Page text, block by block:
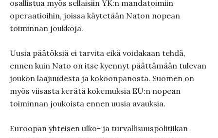
osallistua myös sellaisiin YK:n mandatoimiin
operaatioihin, joissa käytetään Naton nopean
toiminnan joukkoja.
Uusia päätöksiä ei tarvita eikä voidakaan tehdä,
ennen kuin Nato on itse kyennyt päättämään tulevan
joukon laajuudesta ja kokoonpanosta. Suomen on
myös viisasta kerätä kokemuksia EU:n nopean
toiminnan joukoista ennen uusia avauksia.
Euroopan yhteisen ulko- ja turvallisuuspolitiikan